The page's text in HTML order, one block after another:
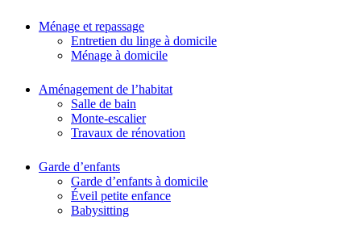
Ménage et repassage
Entretien du linge à domicile
Ménage à domicile
Aménagement de l’habitat
Salle de bain
Monte-escalier
Travaux de rénovation
Garde d’enfants
Garde d’enfants à domicile
Éveil petite enfance
Babysitting